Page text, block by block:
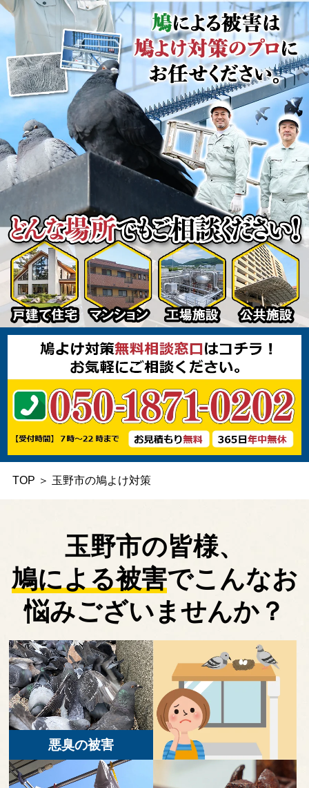
TOP ＞ 玉野市の鳩よけ対策
玉野市の皆様、
鳩による被害でこんなお
悩みございませんか？
悪臭の被害